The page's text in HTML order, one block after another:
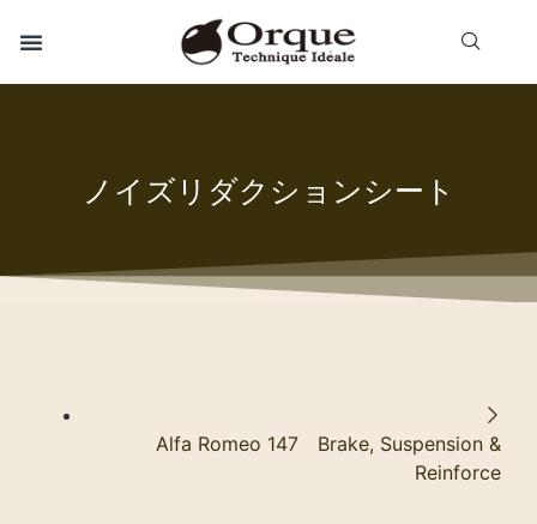
ノイズリダクションシート
Alfa Romeo 147 Brake, Suspension &
Reinforce